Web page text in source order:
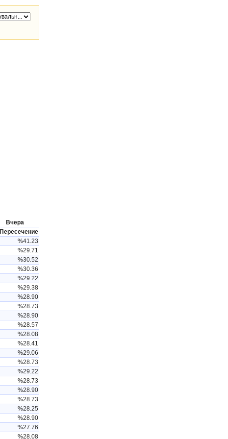
Вчера
Пересечение
%41.23
%29.71
%30.52
%30.36
%29.22
%29.38
%28.90
%28.73
%28.90
%28.57
%28.08
%28.41
%29.06
%28.73
%29.22
%28.73
%28.90
%28.73
%28.25
%28.90
%27.76
%28.08